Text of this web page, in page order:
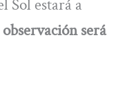
Sol estará a
observación será